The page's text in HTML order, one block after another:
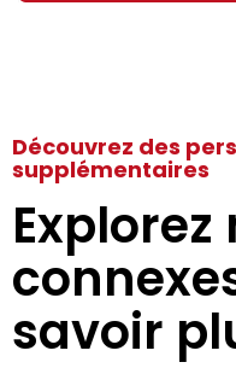
Découvrez des
supplémentaires
savoir